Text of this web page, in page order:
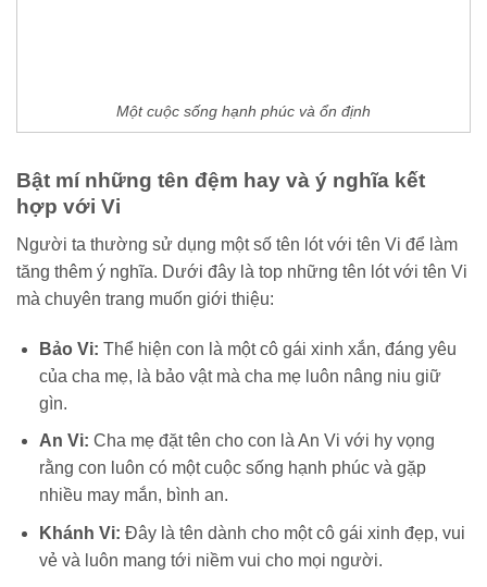
Một cuộc sống hạnh phúc và ổn định
Bật mí những tên đệm hay và ý nghĩa kết
hợp với Vi
Người ta thường sử dụng một số tên lót với tên Vi để làm
tăng thêm ý nghĩa. Dưới đây là top những tên lót với tên Vi
mà chuyên trang muốn giới thiệu:
Bảo Vi: Thể hiện con là một cô gái xinh xắn, đáng yêu
của cha mẹ, là bảo vật mà cha mẹ luôn nâng niu giữ
gìn.
An Vi: Cha mẹ đặt tên cho con là An Vi với hy vọng
rằng con luôn có một cuộc sống hạnh phúc và gặp
nhiều may mắn, bình an.
Khánh Vi: Đây là tên dành cho một cô gái xinh đẹp, vui
vẻ và luôn mang tới niềm vui cho mọi người.